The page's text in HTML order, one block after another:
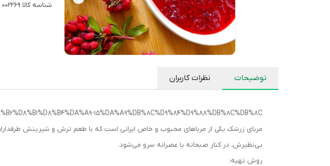
شناسه کالا 002269
توضیحات نظرات کاربران
15%DA%A9%DB%8C%D9%84%D9%88%DB%8C%DB%8C/
مربای زرشک یکی از مرباهای محبوب و خاص ایرانی است که با طعم ترش و شیرینش
بی‌نظیرش، در کنار صبحانه یا عصرانه سرو می‌شود.
روش تهیه: